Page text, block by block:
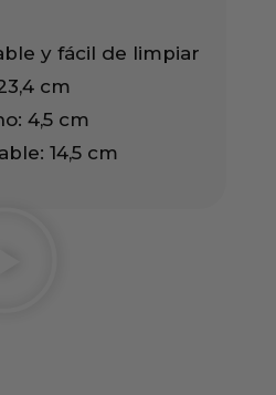
y fácil de limpiar
cm
4,5 cm
14,5 cm